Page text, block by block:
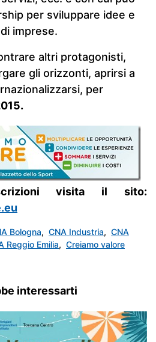
per sviluppare idee e
imprese.
altri protagonisti,
gli orizzonti, aprirsi a
per
visita il sito:
Bologna, CNA Industria, CNA
Reggio Emilia, Creiamo valore
interessarti